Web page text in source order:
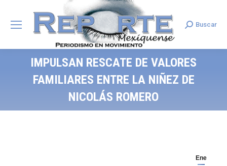
Search:
Buscar
IMPULSAN RESCATE DE VALORES
FAMILIARES ENTRE LA NIÑEZ DE
NICOLÁS ROMERO
Ene